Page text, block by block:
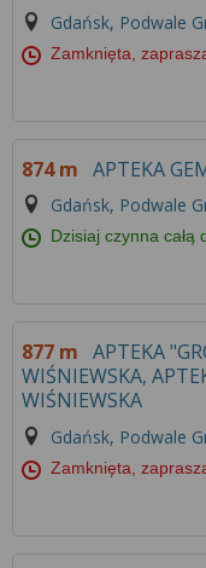
Gdańsk, Podwale
Zamknięta,
874 m APTEKA
Gdańsk, Podwale
Dzisiaj czynna całą
877 m APTEKA
WIŚNIEWSKA,
WIŚNIEWSKA
Gdańsk, Podwale
Zamknięta,